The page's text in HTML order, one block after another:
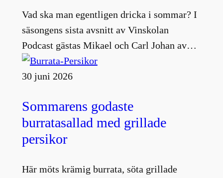
Vad ska man egentligen dricka i sommar? I
säsongens sista avsnitt av Vinskolan
Podcast gästas Mikael och Carl Johan av…
30 juni 2026
Sommarens godaste
burratasallad med grillade
persikor
Här möts krämig burrata, söta grillade